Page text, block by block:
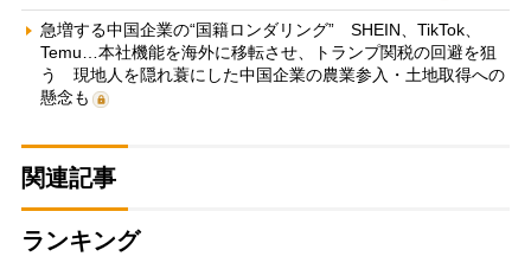
急増する中国企業の“国籍ロンダリング” SHEIN、TikTok、
Temu…本社機能を海外に移転させ、トランプ関税の回避を狙
う 現地人を隠れ蓑にした中国企業の農業参入・土地取得への
懸念も
関連記事
ランキング